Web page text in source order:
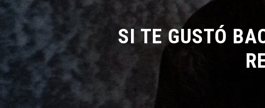
SI TE GUSTÓ